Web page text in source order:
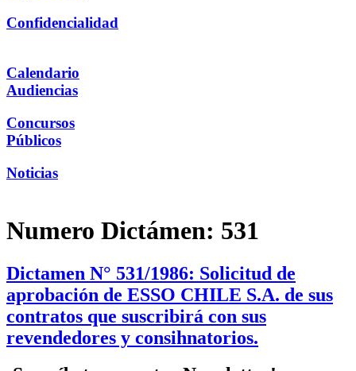
Confidencialidad
Calendario
Audiencias
Concursos
Públicos
Noticias
Numero Dictámen: 531
Dictamen N° 531/1986: Solicitud de
aprobación de ESSO CHILE S.A. de sus
contratos que suscribirá con sus
revendedores y consihnatorios.